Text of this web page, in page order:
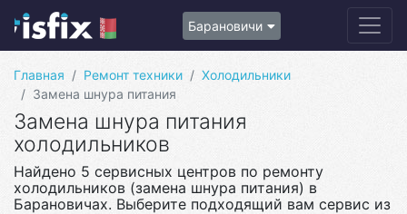
Барановичи
Главная Ремонт техники
Холодильники
Замена шнура питания
Замена шнура питания
холодильников
Найдено 5 сервисных центров по ремонту
холодильников (замена шнура питания) в
Барановичах. Выберите подходящий вам сервис из